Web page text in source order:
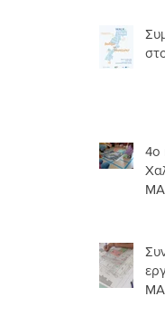
4ο